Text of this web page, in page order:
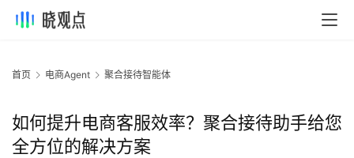
首页 电商Agent 聚合接待智能体
如何提升电商客服效率？聚合接待助手给您
全方位的解决方案